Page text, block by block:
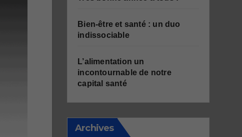
Bien-être et santé : un duo
indissociable
L’alimentation un
incontournable de notre
capital santé
Archives